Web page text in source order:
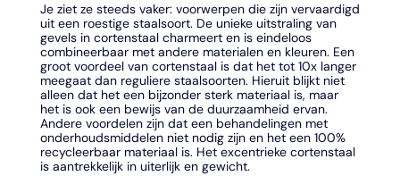
Je ziet ze steeds vaker: voorwerpen die zijn vervaardigd
uit een roestige staalsoort. De unieke uitstraling van
gevels in cortenstaal charmeert en is eindeloos
combineerbaar met andere materialen en kleuren. Een
groot voordeel van cortenstaal is dat het tot 10x langer
meegaat dan reguliere staalsoorten. Hieruit blijkt niet
alleen dat het een bijzonder sterk materiaal is, maar
het is ook een bewijs van de duurzaamheid ervan.
Andere voordelen zijn dat een behandelingen met
onderhoudsmiddelen niet nodig zijn en het een 100%
recycleerbaar materiaal is. Het excentrieke cortenstaal
is aantrekkelijk in uiterlijk en gewicht.